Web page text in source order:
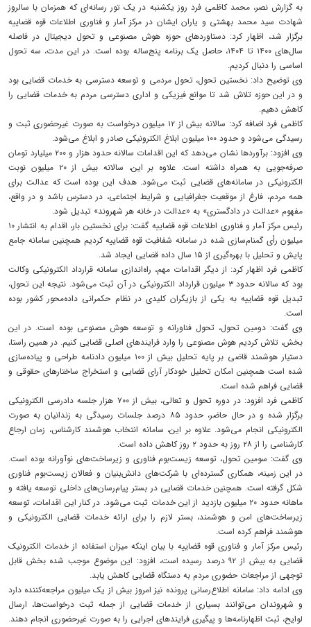
به گزارش نصر، محمد کاظمی فرد روز یکشنبه در یک تور رسانه‌ای که همزمان با سالروز
شهادت سید محمد بهشتی و یاران ایشان در مرکز آمار و فناوری اطلاعات قوه قضاییه
برگزار شد، اظهار کرد: دستاوردهای حوزه هوش مصنوعی و تحول دیجیتال در فاصله
سال‌های ۱۴۰۰ تا ۱۴۰۴، حاصل یک برنامه پنج‌ساله بوده است. در این مدت، سه تحول
اساسی را دنبال کردیم.
وی توضیح داد: نخستین تحول، تحول مردمی و توسعه دسترسی به خدمات قضایی بود
و در این حوزه تلاش شد تا موانع فیزیکی و اداری دسترسی مردم به خدمات قضایی را
کاهش دهیم.
کاظمی فرد اضافه کرد: سالانه بیش از ۱۲ میلیون درخواست به صورت غیرحضوری ثبت و
رسیدگی می‌شود و حدود ۱۰۰ میلیون ابلاغ الکترونیکی صادر و ابلاغ می‌شود.
وی افزود: برآوردها نشان می‌دهد که این اقدامات سالانه حدود هزار و ۲۰۰ میلیارد تومان
صرفه‌جویی به همراه داشته است. علاوه بر این، سالانه بیش از ۲۰ میلیون نوبت
الکترونیکی در سامانه‌های قضایی ثبت می‌شود. هدف این بوده است که عدالت برای
همه مردم، فارغ از موقعیت جغرافیایی و شرایط اجتماعی، در دسترس باشد و در واقع،
مفهوم «عدالت در دادگستری» به «عدالت در خانه هر شهروند» تبدیل شود.
رئیس مرکز آمار و فناوری اطلاعات قوه قضاییه گفت: برای نخستین بار، اقدام به انتشار ۱۰
میلیون رأی گمنام‌سازی‌ شده در سامانه شفافیت قوه قضاییه کردیم همچنین سامانه جامع
پایش و تحلیل با بهره‌گیری از ۱۵ سال داده قضایی ایجاد شد.
کاظمی فرد اظهار کرد: از دیگر اقدامات مهم، راه‌اندازی سامانه قرارداد الکترونیکی وکالت
بود که سالانه حدود ۳ میلیون قرارداد الکترونیکی در آن ثبت می‌شود. نتیجه این تحول،
تبدیل قوه قضاییه به یکی از بازیگران کلیدی در نظام حکمرانی داده‌محور کشور بوده
است.
وی گفت: دومین تحول، تحول فناورانه و توسعه هوش مصنوعی بوده است. در این
بخش، تلاش کردیم هوش مصنوعی را وارد فرایندهای اصلی قضایی کنیم. در همین راستا،
دستیار هوشمند قاضی بر پایه تحلیل بیش از ۱۰۰ میلیون دادنامه طراحی و پیاده‌سازی
شده است همچنین امکان تحلیل خودکار آرای قضایی و استخراج ساختارهای حقوقی و
قضایی فراهم شده است.
کاظمی فرد افزود: در دوره تحول و تعالی، بیش از ۷۰۰ هزار جلسه دادرسی الکترونیکی
برگزار شده و در حال حاضر، حدود ۸۵ درصد جلسات رسیدگی به زندانیان به صورت
الکترونیکی انجام می‌شود. علاوه بر این، سامانه انتخاب هوشمند کارشناس، زمان ارجاع
کارشناسی را از ۲۸ روز به حدود ۲ روز کاهش داده است.
وی گفت: سومین تحول، توسعه زیست‌بوم فناوری و زیرساخت‌های نوآورانه بوده است.
در این زمینه، همکاری گسترده‌ای با شرکت‌های دانش‌بنیان و فعالان زیست‌بوم فناوری
شکل گرفته است. همچنین خدمات قضایی در بستر پیام‌رسان‌های داخلی توسعه یافته و
ماهانه حدود ۲۰ میلیون بازدید از این خدمات ثبت می‌شود. در کنار این اقدامات، توسعه
زیرساخت‌های امن و هوشمند، بستر لازم را برای ارائه خدمات قضایی الکترونیکی و
هوشمند فراهم کرده است.
رئیس مرکز آمار و فناوری قوه قضاییه با بیان اینکه میزان استفاده از خدمات الکترونیک
قضایی به بیش از ۹۲ درصد رسیده است، افزود: این موضوع موجب شده بخش قابل
توجهی از مراجعات حضوری مردم به دستگاه قضایی کاهش یابد.
وی ادامه داد: سامانه اطلاع‌رسانی پرونده نیز امروز بیش از یک میلیون مراجعه‌کننده دارد
و شهروندان می‌توانند بسیاری از خدمات قضایی از جمله ثبت درخواست‌ها، ارسال
لوایح، ثبت اظهارنامه‌ها و پیگیری فرایندهای اجرایی را به صورت غیرحضوری انجام دهند.